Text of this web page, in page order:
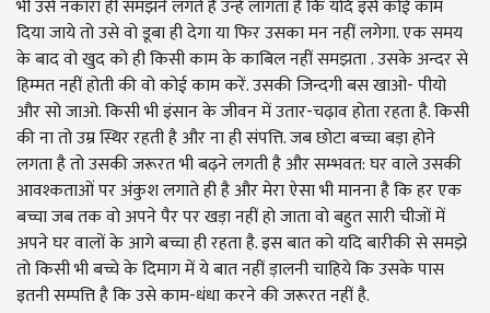
भी उसे नकारा ही समझने लगते है उन्हें लागता है कि यदि इसे कोई काम
दिया जाये तो उसे वो डूबा ही देगा या फिर उसका मन नहीं लगेगा. एक समय
के बाद वो खुद को ही किसी काम के काबिल नहीं समझता . उसके अन्दर से
हिम्मत नहीं होती की वो कोई काम करें. उसकी जिन्दगी बस खाओ- पीयो
और सो जाओ. किसी भी इंसान के जीवन में उतार-चढ़ाव होता रहता है. किसी
की ना तो उम्र स्थिर रहती है और ना ही संपत्ति. जब छोटा बच्चा बड़ा होने
लगता है तो उसकी जरूरत भी बढ़ने लगती है और सम्भवत: घर वाले उसकी
आवश्कताओं पर अंकुश लगाते ही है और मेरा ऐसा भी मानना है कि हर एक
बच्चा जब तक वो अपने पैर पर खड़ा नहीं हो जाता वो बहुत सारी चीजों में
अपने घर वालों के आगे बच्चा ही रहता है. इस बात को यदि बारीकी से समझे
तो किसी भी बच्चे के दिमाग में ये बात नहीं ड़ालनी चाहिये कि उसके पास
इतनी सम्पत्ति है कि उसे काम-धंधा करने की जरूरत नहीं है.